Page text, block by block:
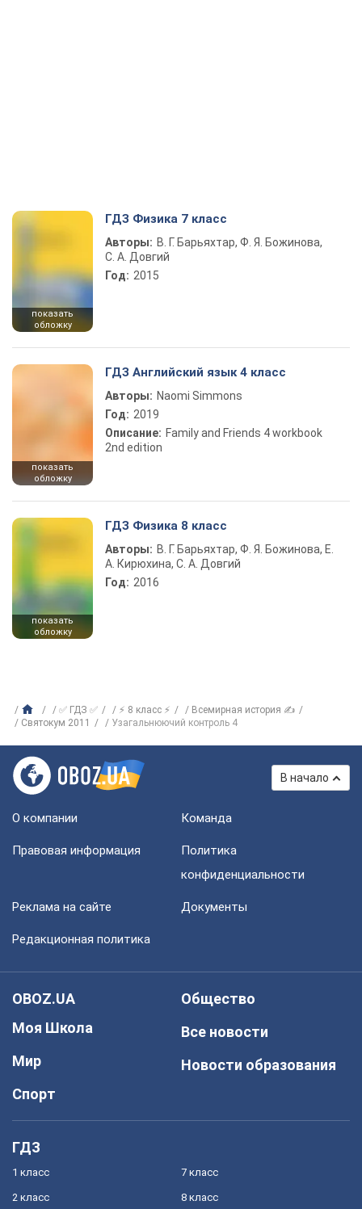
показать
обложку
ГДЗ Физика 7 класс
Авторы: В. Г. Барьяхтар, Ф. Я. Божинова,
С. А. Довгий
Год: 2015
показать
обложку
ГДЗ Английский язык 4 класс
Авторы: Naomi Simmons
Год: 2019
Описание: Family and Friends 4 workbook
2nd edition
показать
обложку
ГДЗ Физика 8 класс
Авторы: В. Г. Барьяхтар, Ф. Я. Божинова, Е.
А. Кирюхина, С. А. Довгий
Год: 2016
✅ ГДЗ ✅ ⚡ 8 класс ⚡
Всемирная история ✍
Святокум 2011
Узагальнюючий контроль 4
В начало
О компании Команда
Правовая информация
Политика
конфиденциальности
Реклама на сайте Документы
Редакционная политика
OBOZ.UA
Моя Школа
Мир
Спорт
Общество
Все новости
Новости образования
ГДЗ
1 класс
2 класс
7 класс
8 класс